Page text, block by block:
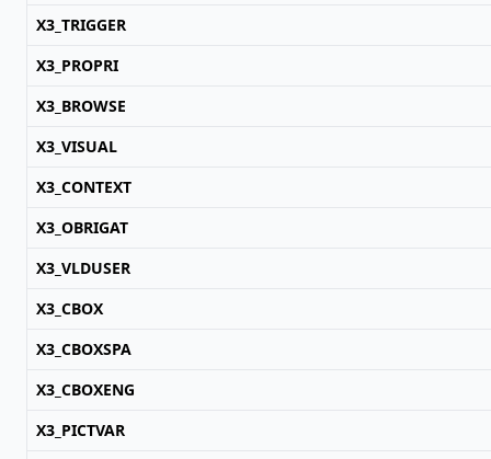
X3_TRIGGER
X3_PROPRI
X3_BROWSE
X3_VISUAL
X3_CONTEXT
X3_OBRIGAT
X3_VLDUSER
X3_CBOX
X3_CBOXSPA
X3_CBOXENG
X3_PICTVAR